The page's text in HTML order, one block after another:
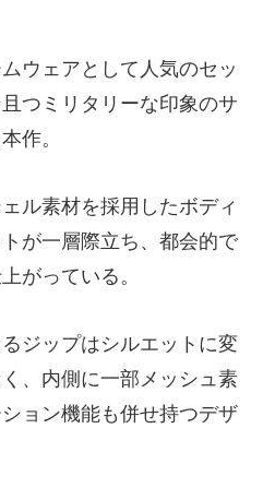
ウェアとして人気のセッ
つミリタリーな印象のサ
作。
ル素材を採用したボディ
が一層際立ち、都会的で
がっている。
ジップはシルエットに変
、内側に一部メッシュ素
ョン機能も併せ持つデザ